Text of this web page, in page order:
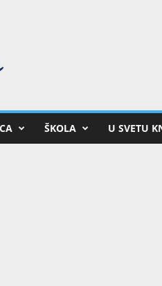
ŠKOLA U SVETU